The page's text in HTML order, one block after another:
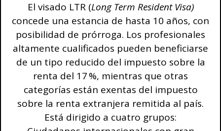
El visado LTR (Long Term Resident Visa)
concede una estancia de hasta 10 años, con
posibilidad de prórroga. Los profesionales
altamente cualificados pueden beneficiarse
de un tipo reducido del impuesto sobre la
renta del 17 %, mientras que otras
categorías están exentas del impuesto
sobre la renta extranjera remitida al país.
Está dirigido a cuatro grupos: